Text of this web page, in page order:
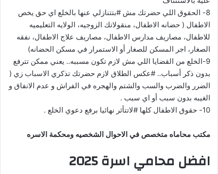
8- الحقوق اللي حضرتك مش #بتتنازلي عنها بالخلع اي حق يخص
الاطفال ( حضانه الاطفال، منقولاتك الزوجيه، الولايه التعليميه
للاطفال، مصاريف مدارس الاطفال، مصاريف علاج الاطفال، نفقه
الصغار، اجر المسكن للصغار أو الاستمرار في مسكن الحضانه)
9-الخلع من القضايا اللي مش لازم تكون مسببه.. يعني ممكن تترفع
بدون ذكر أسباب.. #عكس الطلاق لازم حضرتك تذكري الاسباب زي (
الضرر والضرب والسب والشتم والهجره في الفراش و عدم الانفاق و
الغيبه بدون سبب أو اي سبب .
10- حقوق الاطفال كلها #لاتتأثر نهائيا برفع دعوي الخلع .
مكتب محاماه متخصص في الاحوال الشخصيه ومحكمة الاسره
افضل محامي اسرة 2025